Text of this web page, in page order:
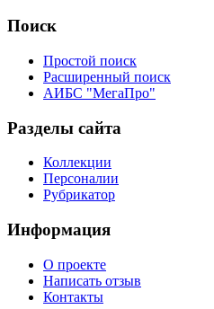
Поиск
Простой поиск
Расширенный поиск
АИБС "МегаПро"
Разделы сайта
Коллекции
Персоналии
Рубрикатор
Информация
О проекте
Написать отзыв
Контакты